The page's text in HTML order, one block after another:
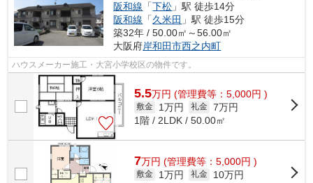
阪和線 「下松 」駅 徒歩14分
阪和線 「久米田 」駅 徒歩15分
築32年 / 50.00㎡～56.00㎡
大阪府岸和田市西之内町
ハウスメーカー施工・大宮小学校区の物件です。
5.5万円 (管理費等：5,000円 )
敷金 1万円 礼金 7万円
1階 / 2LDK / 50.00㎡
7万円 (管理費等：5,000円 )
敷金 1万円 礼金
10万円